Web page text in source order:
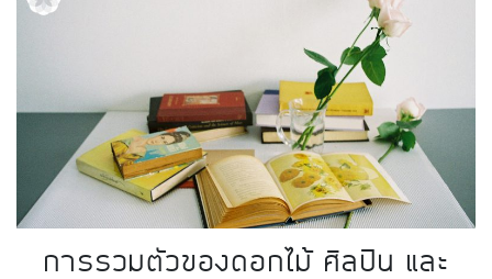
Channel Instagram
Twitter
Channel Youtube
การรวมตัวของดอกไม้ ศิลปิน และ